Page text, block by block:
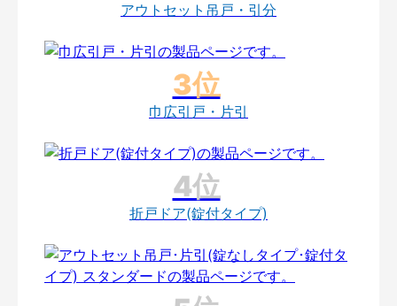
アウトセット吊戸・引分
巾広引戸・片引
折戸ドア(錠付タイプ)